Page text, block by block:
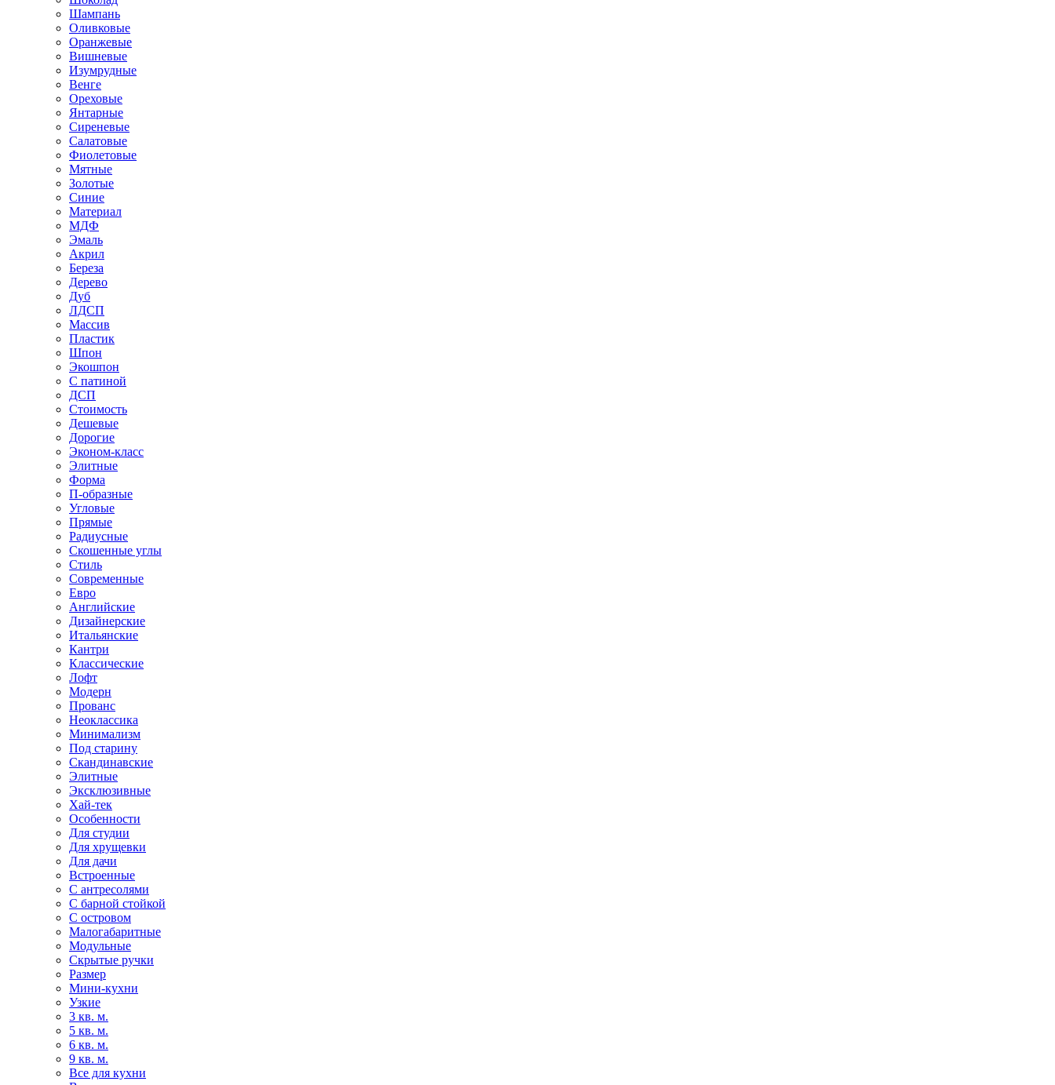
Шампань
Оливковые
Оранжевые
Вишневые
Изумрудные
Венге
Ореховые
Янтарные
Сиреневые
Салатовые
Фиолетовые
Мятные
Золотые
Синие
Материал
МДФ
Эмаль
Акрил
Береза
Дерево
Дуб
ЛДСП
Массив
Пластик
Шпон
Экошпон
С патиной
ДСП
Стоимость
Дешевые
Дорогие
Эконом-класс
Элитные
Форма
П-образные
Угловые
Прямые
Радиусные
Скошенные углы
Стиль
Современные
Евро
Английские
Дизайнерские
Итальянские
Кантри
Классические
Лофт
Модерн
Прованс
Неоклассика
Минимализм
Под старину
Скандинавские
Элитные
Эксклюзивные
Хай-тек
Особенности
Для студии
Для хрущевки
Для дачи
Встроенные
С антресолями
С барной стойкой
С островом
Малогабаритные
Модульные
Скрытые ручки
Размер
Мини-кухни
Узкие
3 кв. м.
5 кв. м.
6 кв. м.
9 кв. м.
Все для кухни